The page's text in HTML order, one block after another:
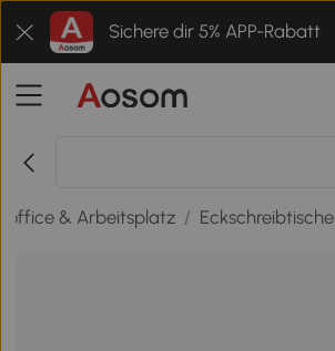
Sichere dir 5% APP-Rabatt
& Arbeitsplatz / Eckschreibtische